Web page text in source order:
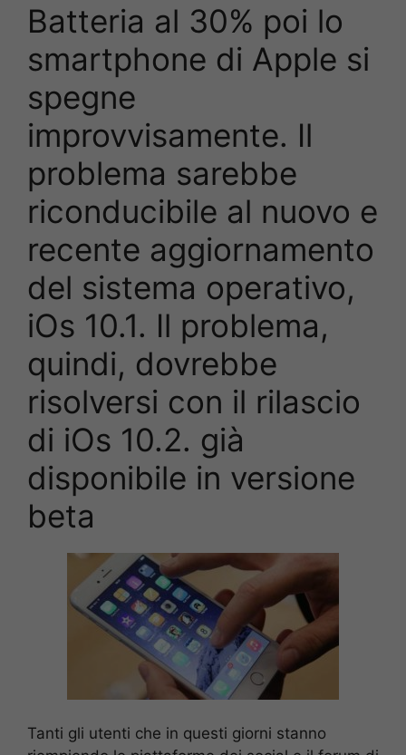
Batteria al 30% poi lo
smartphone di Apple si
spegne
improvvisamente. Il
problema sarebbe
riconducibile al nuovo e
recente aggiornamento
del sistema operativo,
iOs 10.1. Il problema,
quindi, dovrebbe
risolversi con il rilascio
di iOs 10.2. già
disponibile in versione
beta
Tanti gli utenti che in questi giorni stanno